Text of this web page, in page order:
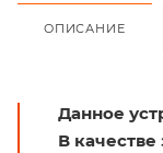
ОПИСАНИЕ
Данное
В качестве